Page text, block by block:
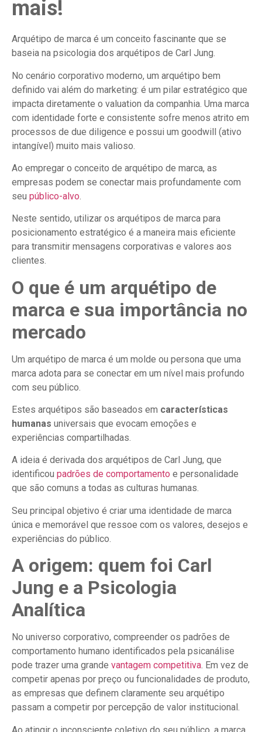
mais!
Arquétipo de marca é um conceito fascinante que se
baseia na psicologia dos arquétipos de Carl Jung.
No cenário corporativo moderno, um arquétipo bem
definido vai além do marketing: é um pilar estratégico que
impacta diretamente o valuation da companhia. Uma marca
com identidade forte e consistente sofre menos atrito em
processos de due diligence e possui um goodwill (ativo
intangível) muito mais valioso.
Ao empregar o conceito de arquétipo de marca, as
empresas podem se conectar mais profundamente com
seu público-alvo.
Neste sentido, utilizar os arquétipos de marca para
posicionamento estratégico é a maneira mais eficiente
para transmitir mensagens corporativas e valores aos
clientes.
O que é um arquétipo de
marca e sua importância no
mercado
Um arquétipo de marca é um molde ou persona que uma
marca adota para se conectar em um nível mais profundo
com seu público.
Estes arquétipos são baseados em características
humanas universais que evocam emoções e
experiências compartilhadas.
A ideia é derivada dos arquétipos de Carl Jung, que
identificou padrões de comportamento e personalidade
que são comuns a todas as culturas humanas.
Seu principal objetivo é criar uma identidade de marca
única e memorável que ressoe com os valores, desejos e
experiências do público.
A origem: quem foi Carl
Jung e a Psicologia
Analítica
No universo corporativo, compreender os padrões de
comportamento humano identificados pela psicanálise
pode trazer uma grande vantagem competitiva. Em vez de
competir apenas por preço ou funcionalidades de produto,
as empresas que definem claramente seu arquétipo
passam a competir por percepção de valor institucional.
Ao atingir o inconsciente coletivo do seu público, a marca